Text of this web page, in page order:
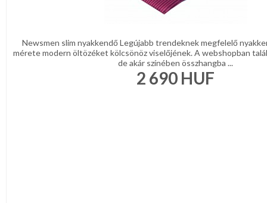
Newsmen slim nyakkendő Legújabb trendeknek megfelelő
mérete modern öltözéket kölcsönöz viselőjének. A webshopban
de akár színében összhangba ...
2 690 HUF